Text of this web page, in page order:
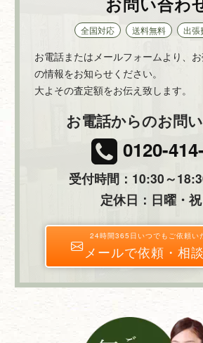
全国対応 送料無料 出張
お電話またはメールフォームより、
の情報をお知らせください。
大よその査定額をお伝え致します。
お電話からのお問
0120-
受付時間：10:30～
定休日：日曜・
24時間365日いつでもご依頼い
メールで依頼・相